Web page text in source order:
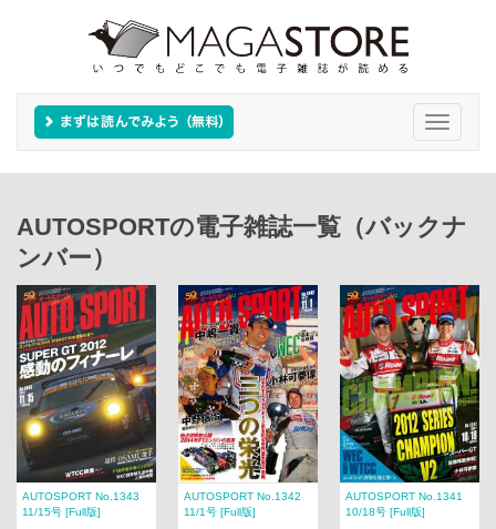
Toggle
AUTOSPORTの電子雑誌一覧（バックナ
ンバー）
AUTOSPORT No.1343
11/15号 [Full版]
AUTOSPORT No.1342
11/1号 [Full版]
AUTOSPORT No.1341
10/18号 [Full版]